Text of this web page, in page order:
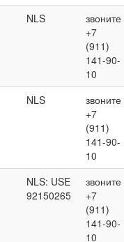
NLS
звоните
+7
(911)
141-90-
10
NLS
звоните
+7
(911)
141-90-
10
NLS: USE
92150265
звоните
+7
(911)
141-90-
10